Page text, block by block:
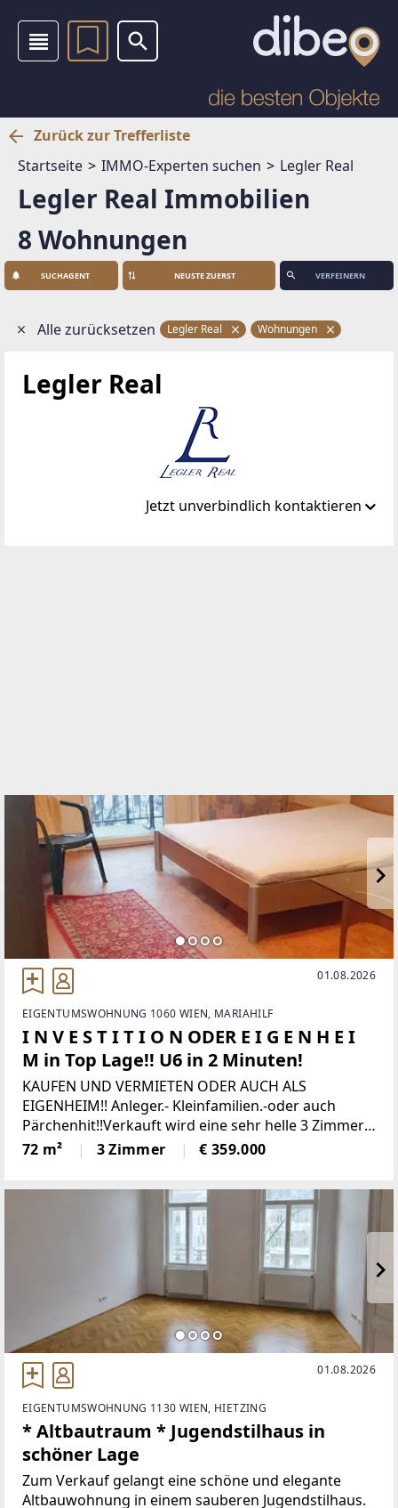
Zurück zur Trefferliste
Startseite
IMMO-Experten suchen Legler Real
Legler Real Immobilien
8 Wohnungen
SUCHAGENT VERFEINERN
Alle zurücksetzen Legler Real Wohnungen
Legler Real
Jetzt unverbindlich kontaktieren
01.08.2026
EIGENTUMSWOHNUNG 1060 WIEN, MARIAHILF
I N V E S T I T I O N ODER E I G E N H E I
M in Top Lage!! U6 in 2 Minuten!
KAUFEN UND VERMIETEN ODER AUCH ALS
EIGENHEIM!! Anleger.- Kleinfamilien.-oder auch
Pärchenhit!!Verkauft wird eine sehr helle 3 Zimmer
Wohnung im 6. Wiener Gemeindebezirk.Die
Wohnung eignet sich durch der sehr guten Lage für
72 m² 3 Zimmer € 359.000
01.08.2026
EIGENTUMSWOHNUNG 1130 WIEN, HIETZING
* Altbautraum * Jugendstilhaus in
schöner Lage
Zum Verkauf gelangt eine schöne und elegante
Altbauwohnung in einem sauberen Jugendstilhaus.